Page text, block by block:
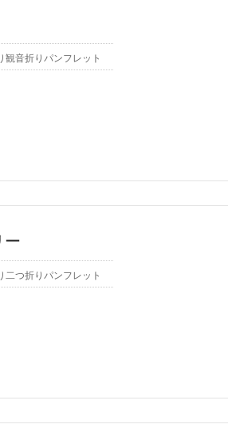
観音折りパンフレット
ー
二つ折りパンフレット